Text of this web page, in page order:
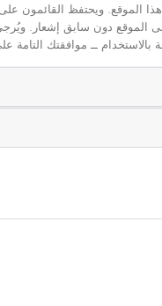
الموقع. ويحتفظ القائمون
الموقع دون سابق إشعار.
ــ موافقتك التامة